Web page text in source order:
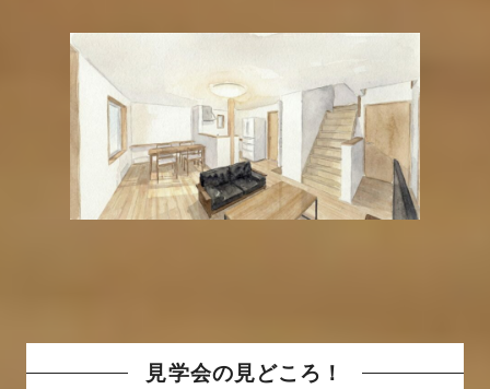
見学会の見どころ！